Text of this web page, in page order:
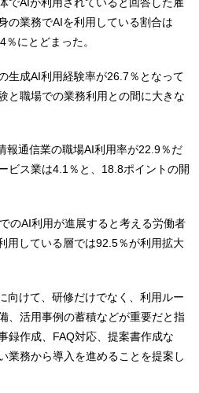
の業務でAIを利用している割合は
にとどまった。
生成AI利用経験率が26.7％となって
と職場での業務利用との間に大きな
報通信業の職場AI利用率が22.9％だ
ビス業は4.1％と、18.8ポイントの開
のAI利用が進展すると考える労働者
用している層では92.5％が利用拡大
向けて、研修だけでなく、利用ルー
、活用事例の蓄積などが重要だと指
録作成、FAQ対応、提案書作成な
業務から導入を進めることを提案し